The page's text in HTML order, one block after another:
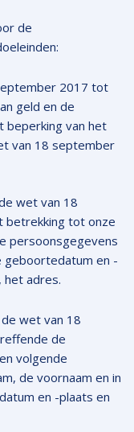
de
2017 tot
geld en de
beperking van het
van 18 september
wet van 18
betrekking tot onze
persoonsgegevens
geboortedatum en -
het adres.
wet van 18
de
volgende
de voornaam en in
en -plaats en